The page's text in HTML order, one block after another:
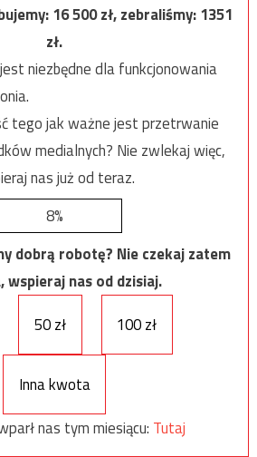
16 500zł, zebraliśmy:1351
zł.
niezbędne dla funkcjonowania
tego jak ważne jest przetrwanie
medialnych? Nie zwlekaj więc,
nas już od teraz.
8%
dobrą robotę? Nie czekaj zatem
wspieraj nas od dzisiaj.
50 zł 100 zł
Inna kwota
nas tym miesiącu: Tutaj